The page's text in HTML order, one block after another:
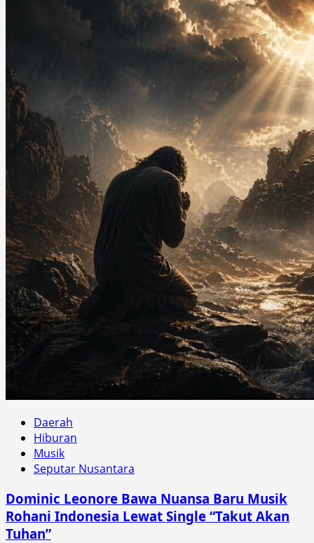
Daerah
Hiburan
Musik
Seputar Nusantara
Dominic Leonore Bawa Nuansa Baru Musik
Rohani Indonesia Lewat Single “Takut Akan
Tuhan”